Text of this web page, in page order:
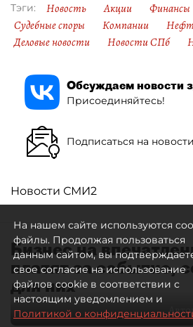
Тэги: Новость Акции Финансы
Судебные споры
Компании
Деловые новости
Новости СПб
Обсуждаем новости
Присоединяйтесь!
Подписаться на новости
Новости СМИ2
Бизнес на
платят за событие,
для них
На нашем сайте используются
файлы. Продолжая пользоваться
данным сайтом, вы
свое согласие на использование
файлов cookie в соответствии с
настоящим уведомлением и
Политикой о